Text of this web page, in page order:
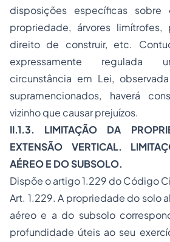
disposições específicas
propriedade, árvores limítrofes,
direito de construir, etc.
expressamente regulada
circunstância em Lei,
supramencionados, haverá
vizinho que causar prejuízos.
II.1.3. LIMITAÇÃO DA
EXTENSÃO VERTICAL.
AÉREO E DO SUBSOLO.
Dispõe o artigo 1.229 do Código
Art. 1.229. A propriedade do solo
aéreo e a do subsolo
profundidade úteis ao seu